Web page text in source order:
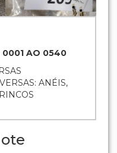
0001 AO 0540
ANÉIS,